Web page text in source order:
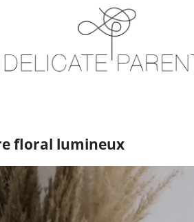
floral lumineux